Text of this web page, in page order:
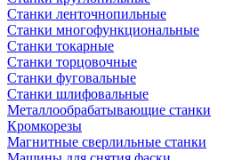
Станки ленточнопильные
Станки многофункциональные
Станки токарные
Станки торцовочные
Станки фуговальные
Станки шлифовальные
Металлообрабатывающие станки
Кромкорезы
Магнитные сверлильные станки